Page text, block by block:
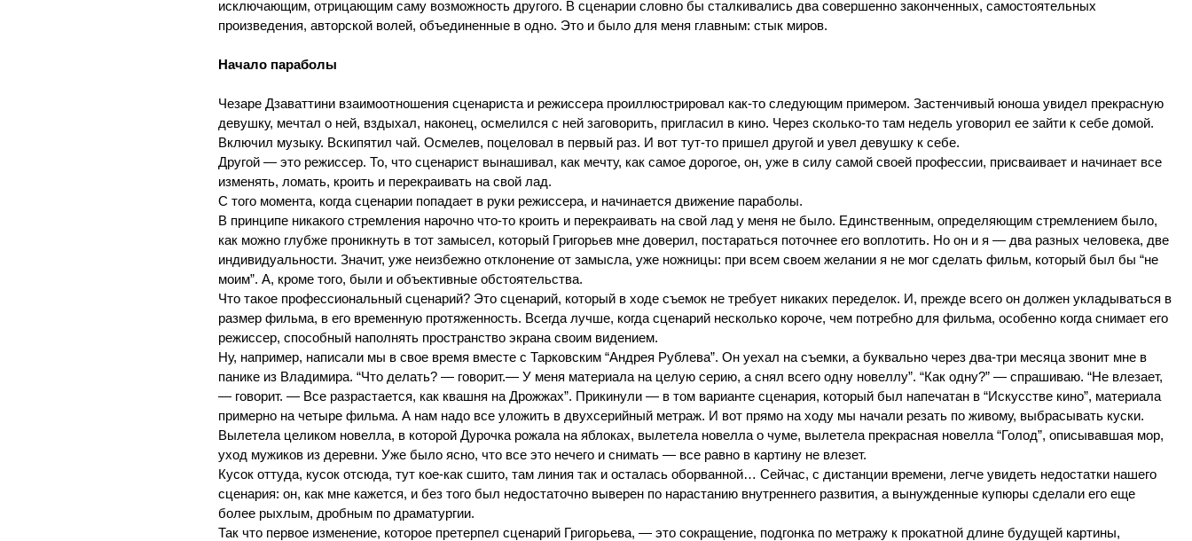
исключающим, отрицающим саму возможность другого. В сценарии словно бы сталкивались два совершенно законченных, самостоятельных
произведения, авторской волей, объединенные в одно. Это и было для меня главным: стык миров.
Начало параболы
Чезаре Дзаваттини взаимоотношения сценариста и режиссера проиллюстрировал как-то следующим примером. Застенчивый юноша увидел прекрасную
девушку, мечтал о ней, вздыхал, наконец, осмелился с ней заговорить, пригласил в кино. Через сколько-то там недель уговорил ее зайти к себе домой.
Включил музыку. Вскипятил чай. Осмелев, поцеловал в первый раз. И вот тут-то пришел другой и увел девушку к себе.
Другой — это режиссер. То, что сценарист вынашивал, как мечту, как самое дорогое, он, уже в силу самой своей профессии, присваивает и начинает все
изменять, ломать, кроить и перекраивать на свой лад.
С того момента, когда сценарии попадает в руки режиссера, и начинается движение параболы.
В принципе никакого стремления нарочно что-то кроить и перекраивать на свой лад у меня не было. Единственным, определяющим стремлением было,
как можно глубже проникнуть в тот замысел, который Григорьев мне доверил, постараться поточнее его воплотить. Но он и я — два разных человека, две
индивидуальности. Значит, уже неизбежно отклонение от замысла, уже ножницы: при всем своем желании я не мог сделать фильм, который был бы “не
моим”. А, кроме того, были и объективные обстоятельства.
Что такое профессиональный сценарий? Это сценарий, который в ходе съемок не требует никаких переделок. И, прежде всего он должен укладываться в
размер фильма, в его временную протяженность. Всегда лучше, когда сценарий несколько короче, чем потребно для фильма, особенно когда снимает его
режиссер, способный наполнять пространство экрана своим видением.
Ну, например, написали мы в свое время вместе с Тарковским “Андрея Рублева”. Он уехал на съемки, а буквально через два-три месяца звонит мне в
панике из Владимира. “Что делать? — говорит.— У меня материала на целую серию, а снял всего одну новеллу”. “Как одну?” — спрашиваю. “Не влезает,
— говорит. — Все разрастается, как квашня на Дрожжах”. Прикинули — в том варианте сценария, который был напечатан в “Искусстве кино”, материала
примерно на четыре фильма. А нам надо все уложить в двухсерийный метраж. И вот прямо на ходу мы начали резать по живому, выбрасывать куски.
Вылетела целиком новелла, в которой Дурочка рожала на яблоках, вылетела новелла о чуме, вылетела прекрасная новелла “Голод”, описывавшая мор,
уход мужиков из деревни. Уже было ясно, что все это нечего и снимать — все равно в картину не влезет.
Кусок оттуда, кусок отсюда, тут кое-как сшито, там линия так и осталась оборванной… Сейчас, с дистанции времени, легче увидеть недостатки нашего
сценария: он, как мне кажется, и без того был недостаточно выверен по нарастанию внутреннего развития, а вынужденные купюры сделали его еще
более рыхлым, дробным по драматургии.
Так что первое изменение, которое претерпел сценарий Григорьева, — это сокращение, подгонка по метражу к прокатной длине будущей картины,